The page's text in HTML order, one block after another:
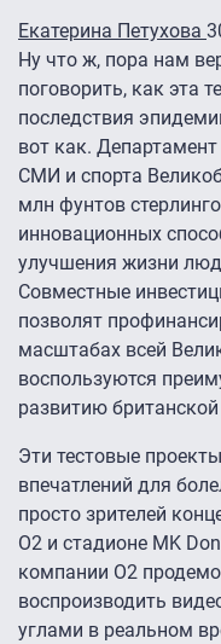
Екатерина Петухова
Ну что ж, пора нам
поговорить, как эта
последствия
вот как.
СМИ и спорта
млн фунтов
инновационных
улучшения жизни
Совместные
позволят
масштабах всей
воспользуются
развитию
Эти тестовые
впечатлений для
просто зрителей
O2 и стадионе MK
компании O2
воспроизводить
углами в реальном